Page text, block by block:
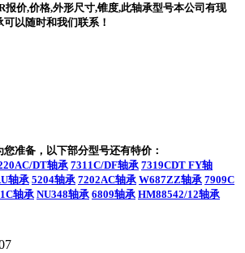
报价,价格,外形尺寸,锥度,此轴承型号本公司有现
以随时和我们联系！
准备，以下部分型号还有特价：
DT轴承 7311C/DF轴承 7319CDT FY轴
轴承5204轴承 7202AC轴承 W687ZZ轴承 7909C
轴承NU348轴承 6809轴承 HM88542/12轴承